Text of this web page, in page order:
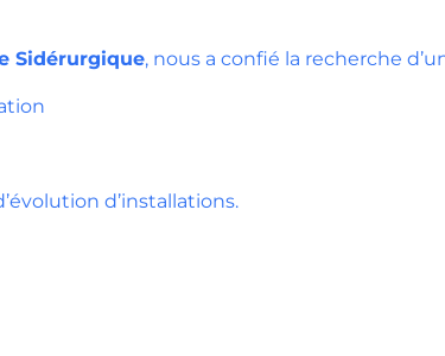
Sidérurgique, nous a confié la recherche
d’installations.